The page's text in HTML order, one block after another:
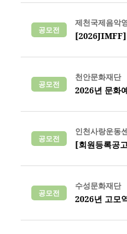
공모전
제천국제음악
[2026JIMFF]
공모전
천안문화재단
2026년 문화
공모전
인천사랑운동
[회원등록공
공모전
수성문화재단
2026년 고모